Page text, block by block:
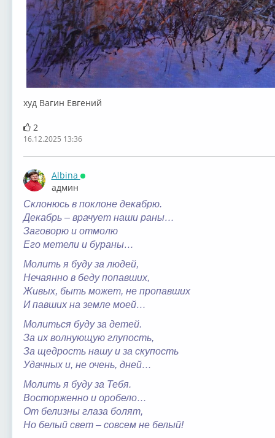
худ Вагин Евгений
2
16.12.2025 13:36
Albina
Онлайн
админ
Склонюсь в поклоне декабрю.
Декабрь – врачует наши раны…
Заговорю и отмолю
Его метели и бураны…
Молить я буду за людей,
Нечаянно в беду попавших,
Живых, быть может, не пропавших
И павших на земле моей…
Молиться буду за детей.
За их волнующую глупость,
За щедрость нашу и за скупость
Удачных и, не очень, дней…
Молить я буду за Тебя.
Восторженно и оробело…
От белизны глаза болят,
Но белый свет – совсем не белый!